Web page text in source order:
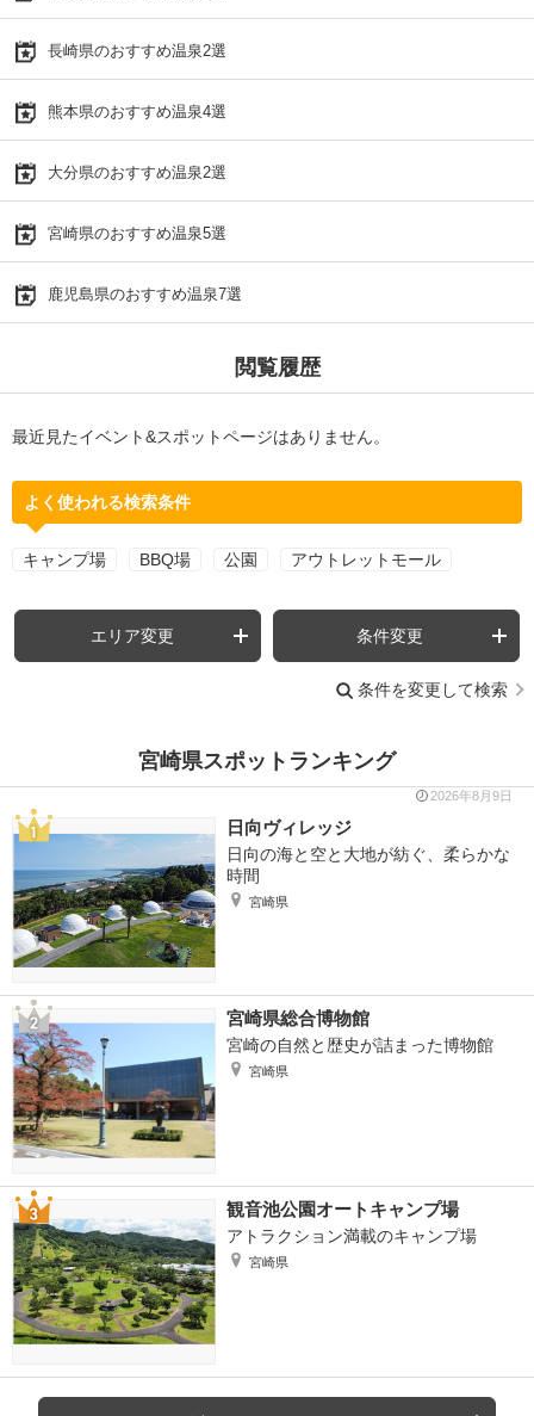
長崎県のおすすめ温泉2選
熊本県のおすすめ温泉4選
大分県のおすすめ温泉2選
宮崎県のおすすめ温泉5選
鹿児島県のおすすめ温泉7選
閲覧履歴
最近見たイベント&スポットページはありません。
よく使われる検索条件
キャンプ場 BBQ場 公園 アウトレットモール
エリア変更 条件変更
条件を変更して検索
宮崎県スポットランキング
2026年8月9日
日向ヴィレッジ
日向の海と空と大地が紡ぐ、柔らかな
時間
宮崎県
宮崎県総合博物館
宮崎の自然と歴史が詰まった博物館
宮崎県
観音池公園オートキャンプ場
アトラクション満載のキャンプ場
宮崎県